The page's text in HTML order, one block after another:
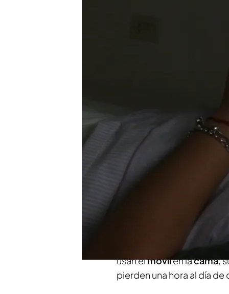
La media de horas de
8 de cada 10 jóvenes
Insomnio en la
toma ansiolíticos para
Compartir
Un tercio de los jóvenes
de las personas
verdad que no duermen
Galicia. El principal
usan elmóvilen lacama,
pierden una hora al día de